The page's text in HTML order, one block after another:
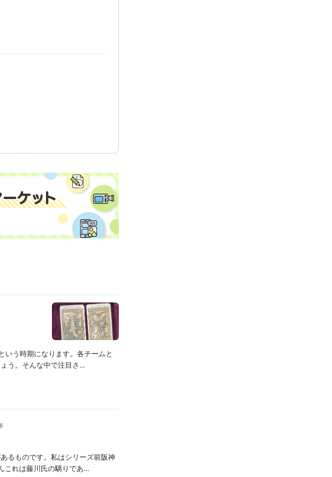
いう時期になります。各チームと
う。そんな中で注目さ...
るものです。私はシリーズ前阪神
これは藤川氏の驕りであ...